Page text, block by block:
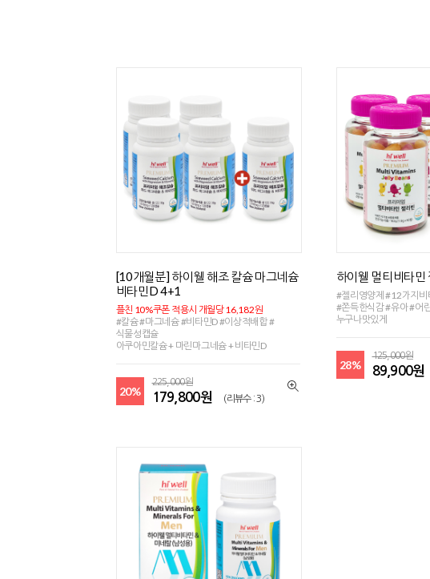
[10개월분] 하이웰 해조 칼슘 마그네슘
비타민D 4+1
플친 10%쿠폰 적용시 개월당 16,182원
#칼슘 #마그네슘 #비타민D #이상적배합 #
식물성캡슐
아쿠아민칼슘 + 마린마그네슘 + 비타민D
20%
225,000원
179,800원 (리뷰수 : 3)
하이웰 멀티비타민
#젤리영양제 #12가지
#쫀득한식감 #유아 #어
누구나맛있게
28%
125,000원
89,900원